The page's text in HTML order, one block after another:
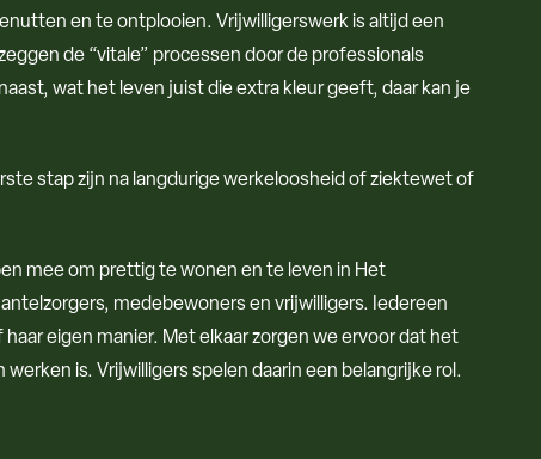
en te ontplooien. Vrijwilligerswerk is altijd een
de “vitale” processen door de professionals
wat het leven juist die extra kleur geeft, daar kan je
stap zijn na langdurige werkeloosheid of ziektewet of
mee om prettig te wonen en te leven in Het
medebewoners en vrijwilligers. Iedereen
eigen manier. Met elkaar zorgen we ervoor dat het
is. Vrijwilligers spelen daarin een belangrijke rol.